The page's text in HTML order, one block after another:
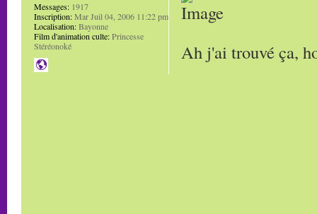
Ah j'ai trouvé ça,
Messages: 1917
Inscription:Mar Juil 04, 2006 11:22 pm
Localisation:Bayonne
Film d'animation culte:Princesse
Stéréonoké